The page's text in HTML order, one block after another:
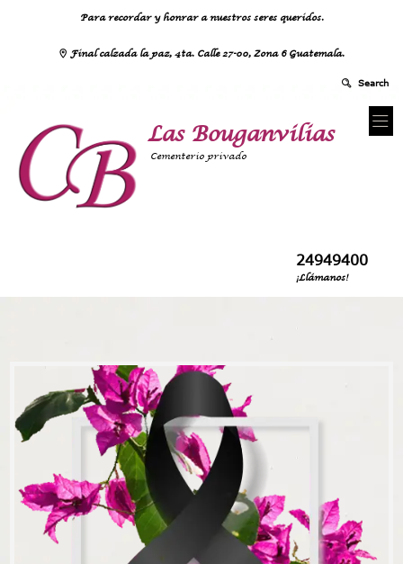
Para recordar y honrar a nuestros seres queridos.
Final calzada la paz, 4ta. Calle 27-00, Zona 6 Guatemala.
Las Bouganvilias
Cementerio privado
24949400
¡Llámanos!